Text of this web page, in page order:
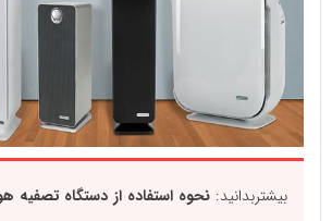
بیشتربدانید: نحوه استفاده از دستگاه تصفیه